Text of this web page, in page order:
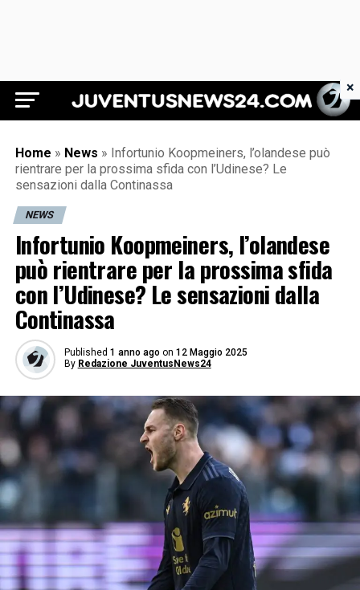
Juventus News 24
Home » News » Infortunio Koopmeiners, l’olandese può
rientrare per la prossima sfida con l’Udinese? Le
sensazioni dalla Continassa
NEWS
Infortunio Koopmeiners, l’olandese
può rientrare per la prossima sfida
con l’Udinese? Le sensazioni dalla
Continassa
Published 1 anno ago on 12 Maggio 2025
By Redazione JuventusNews24
×